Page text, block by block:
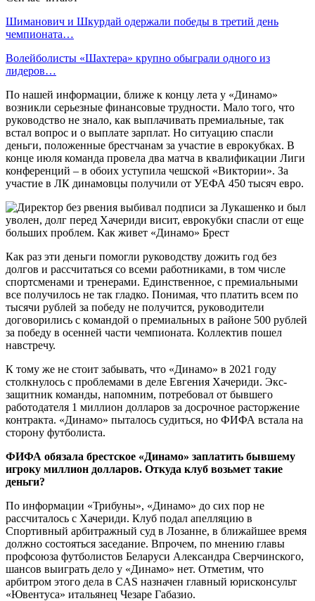
Шиманович и Шкурдай одержали победы в третий день
чемпионата…
Волейболисты «Шахтера» крупно обыграли одного из
лидеров…
По нашей информации, ближе к концу лета у «Динамо»
возникли серьезные финансовые трудности. Мало того, что
руководство не знало, как выплачивать премиальные, так
встал вопрос и о выплате зарплат. Но ситуацию спасли
деньги, положенные брестчанам за участие в еврокубках. В
конце июля команда провела два матча в квалификации Лиги
конференций – в обоих уступила чешской «Виктории». За
участие в ЛК динамовцы получили от УЕФА 450 тысяч евро.
Как раз эти деньги помогли руководству дожить год без
долгов и рассчитаться со всеми работниками, в том числе
спортсменами и тренерами. Единственное, с премиальными
все получилось не так гладко. Понимая, что платить всем по
тысячи рублей за победу не получится, руководители
договорились с командой о премиальных в районе 500 рублей
за победу в осенней части чемпионата. Коллектив пошел
навстречу.
К тому же не стоит забывать, что «Динамо» в 2021 году
столкнулось с проблемами в деле Евгения Хачериди. Экс-
защитник команды, напомним, потребовал от бывшего
работодателя 1 миллион долларов за досрочное расторжение
контракта. «Динамо» пыталось судиться, но ФИФА встала на
сторону футболиста.
ФИФА обязала брестское «Динамо» заплатить бывшему
игроку миллион долларов. Откуда клуб возьмет такие
деньги?
По информации «Трибуны», «Динамо» до сих пор не
рассчиталось с Хачериди. Клуб подал апелляцию в
Спортивный арбитражный суд в Лозанне, в ближайшее время
должно состояться заседание. Впрочем, по мнению главы
профсоюза футболистов Беларуси Александра Сверчинского,
шансов выиграть дело у «Динамо» нет. Отметим, что
арбитром этого дела в CAS назначен главный юрисконсульт
«Ювентуса» итальянец Чезаре Габазио.